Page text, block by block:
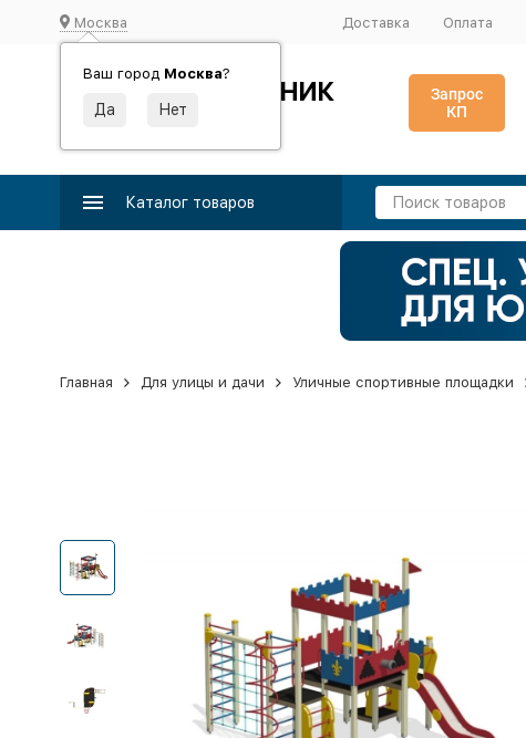
Москва
Ваш город Москва?
Доставка Оплата
ИДЕАЛЬНЫЙ ТУРНИК
Производство и поставка спортивного оборудования
Запрос
КП
Каталог товаров
Главная Для улицы и дачи Уличные спортивные площадки